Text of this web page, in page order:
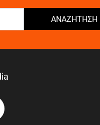
ΑΝΑΖΗΤΗΣΗ